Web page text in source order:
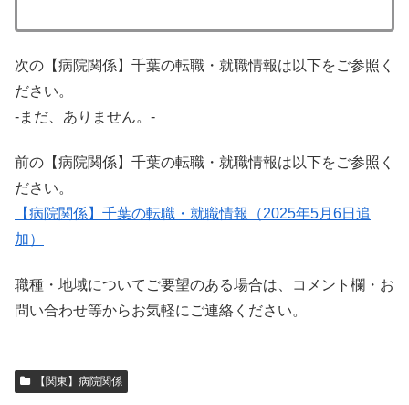
次の【病院関係】千葉の転職・就職情報は以下をご参照く
ださい。
-まだ、ありません。-
前の【病院関係】千葉の転職・就職情報は以下をご参照く
ださい。
【病院関係】千葉の転職・就職情報（2025年5月6日追
加）
職種・地域についてご要望のある場合は、コメント欄・お
問い合わせ等からお気軽にご連絡ください。
【関東】病院関係